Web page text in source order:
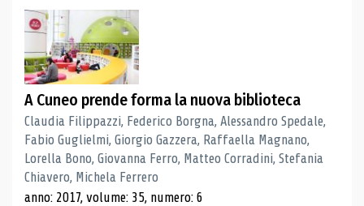
A Cuneo prende forma la nuova biblioteca
Claudia Filippazzi, Federico Borgna, Alessandro Spedale,
Fabio Guglielmi, Giorgio Gazzera, Raffaella Magnano,
Lorella Bono, Giovanna Ferro, Matteo Corradini, Stefania
Chiavero, Michela Ferrero
anno: 2017, volume: 35, numero: 6